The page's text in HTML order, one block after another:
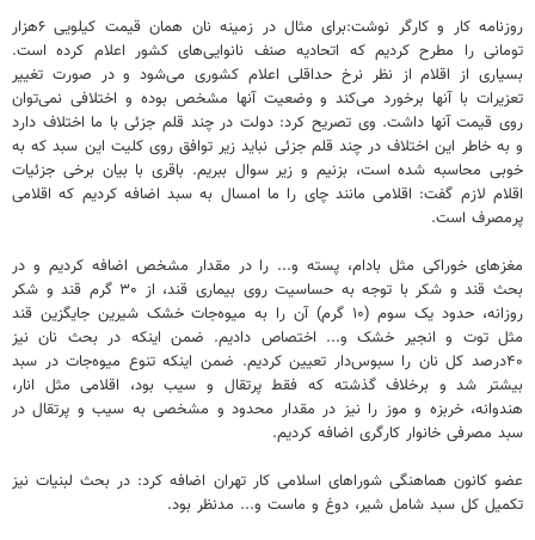
روزنامه کار و کارگر نوشت:برای مثال در زمینه نان همان قیمت کیلویی ۶هزار
تومانی را مطرح کردیم که اتحادیه صنف نانوایی‌های کشور اعلام کرده است.
بسیاری از اقلام از نظر نرخ حداقلی اعلام کشوری می‌شود و در صورت تغییر
تعزیرات با آنها برخورد می‌کند و وضعیت آنها مشخص بوده و اختلافی نمی‌توان
روی قیمت آنها داشت. وی تصریح کرد: دولت در چند قلم جزئی با ما اختلاف دارد
و به خاطر این اختلاف در چند قلم جزئی نباید زیر توافق روی کلیت این سبد که به
خوبی محاسبه شده است، بزنیم و زیر سوال ببریم. باقری با بیان برخی جزئیات
اقلام لازم گفت: اقلامی مانند چای را ما امسال به سبد اضافه کردیم که اقلامی
پرمصرف است.
مغزهای خوراکی مثل بادام، پسته و... را در مقدار مشخص اضافه کردیم و در
بحث قند و شکر با توجه به حساسیت روی بیماری قند، از ۳۰ گرم قند و شکر
روزانه، حدود یک سوم (۱۰ گرم) آن را به میوه‌جات خشک شیرین جایگزین قند
مثل توت و انجیر خشک و... اختصاص دادیم. ضمن اینکه در بحث نان نیز
۴۰درصد کل نان را سبوس‌دار تعیین کردیم. ضمن اینکه تنوع میوه‌جات در سبد
بیشتر شد و برخلاف گذشته که فقط پرتقال و سیب بود، اقلامی مثل انار،
هندوانه، خربزه و موز را نیز در مقدار محدود و مشخصی به سیب و پرتقال در
سبد مصرفی خانوار کارگری اضافه کردیم.
عضو کانون هماهنگی شوراهای اسلامی کار تهران اضافه کرد: در بحث لبنیات نیز
تکمیل کل سبد شامل شیر، دوغ و ماست و... مدنظر بود.